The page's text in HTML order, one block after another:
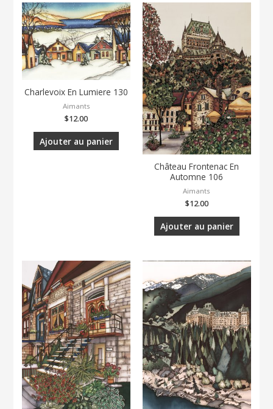
Charlevoix En Lumiere 130
Aimants
$12.00
Ajouter au panier
Château Frontenac En
Automne 106
Aimants
$12.00
Ajouter au panier